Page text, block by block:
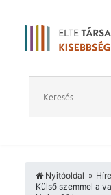
Nyitóoldal
Külső szemmel a